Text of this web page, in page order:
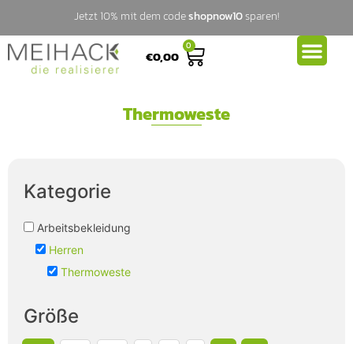
Jetzt 10% mit dem codeshopnow10sparen!
€0,00
0
Thermoweste
Kategorie
Arbeitsbekleidung
Herren
Thermoweste
Größe